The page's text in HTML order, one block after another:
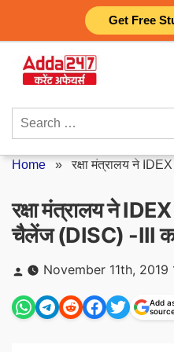
Get Free
content
Search
Home »रक्षा मंत्रालय ने
रक्षा मंत्रालय ने
चैलेंज (DISC) -III का
Posted
by
November 11th, 2019
Add